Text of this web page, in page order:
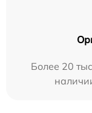
Более 20